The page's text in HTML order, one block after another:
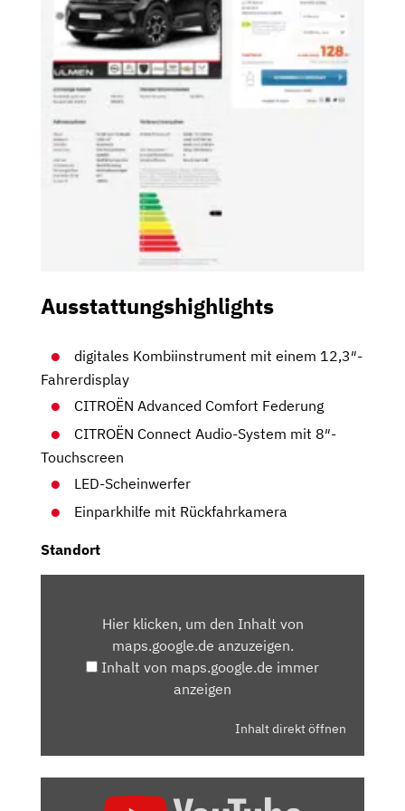
Ausstattungshighlights
digitales Kombiinstrument mit einem 12,3″-
Fahrerdisplay
CITROËN Advanced Comfort Federung
CITROËN Connect Audio-System mit 8″-
Touchscreen
LED-Scheinwerfer
Einparkhilfe mit Rückfahrkamera
Standort
MAPS.GOOGLE.DEHier klicken, um den Inhalt von
maps.google.de anzuzeigen.
Inhalt von maps.google.de immer
anzeigen
Inhalt direkt öffnen